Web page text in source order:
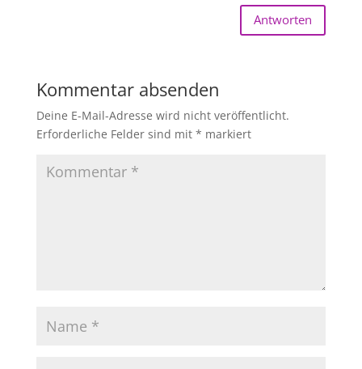
Antworten
Kommentar absenden
Deine E-Mail-Adresse wird nicht veröffentlicht.
Erforderliche Felder sind mit * markiert